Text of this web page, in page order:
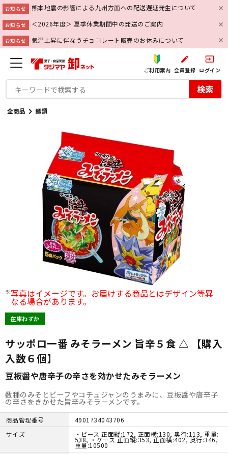
お知らせ 熊本地震の影響による九州方面への配送遅延発生について
お知らせ ＜2026年度＞ 夏季休業期間中の発送のご案内
お知らせ 気温上昇に伴なうチョコレート販売のお休みについて
ご利用案内
create
会員登録
input
ログイン
検索
全商品 麺類
写真はイメージです。お届けする商品とはデザイン等異
なる場合があります。
在庫わずか
サッポロ一番 みそラーメン 旨辛５食 △ 【購入
入数６個】
豆板醤や唐辛子の辛さを効かせたみそラーメン
数種のみそとビーフやコチュジャンのうまみに、豆板醤や唐辛子
の辛さをきかせた旨辛みそラーメンです。
商品管理番号
4901734043706
サイズ
・ピース 正面縦:172, 正面横:130, 奥行:113, 重量:
538, ・ケース 正面縦:353, 正面横:402, 奥行:346,
重量:10500